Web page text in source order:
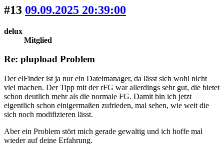
#13 09.09.2025 20:39:00
delux
Mitglied
Re: plupload Problem
Der elFinder ist ja nur ein Dateimanager, da lässt sich wohl nicht
viel machen. Der Tipp mit der rFG war allerdings sehr gut, die bietet
schon deutlich mehr als die normale FG. Damit bin ich jetzt
eigentlich schon einigermaßen zufrieden, mal sehen, wie weit die
sich noch modifizieren lässt.
Aber ein Problem stört mich gerade gewaltig und ich hoffe mal
wieder auf deine Erfahrung.